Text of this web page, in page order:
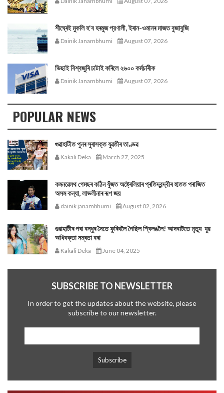
শীঘ্ৰেই মুকলি হ'ব হৰমুজ প্রণালী, ইৰান-ওমানৰ মাজত বুজাবুজি
Dainik Janambhumi August 07, 2026
ভিছাই বিশ্বজুৰি চাটাই কৰিলে ২৬০০ কৰ্মচাৰীক
Dainik Janambhumi August 07, 2026
POPULAR NEWS
গুৱাহাটীত পুনৰ সুৰাসক্ত যুৱতীৰ তাণ্ডৱ
Kakali Deka March 27, 2025
কমনৱেলথ গেমছৰ কঠিন যুঁজত অষ্ট্ৰেলিয়াৰ প্ৰতিদ্বন্দ্বীৰ হাতত পৰাজিত
অসম কন্যা, লাভলীনাৰ ৰূপ জয়
dainik janambhumi August 02, 2026
গুৱাহাটীৰ পৰা বন্ধুৰ সৈতে ফুৰিবলৈ গৈছিল শ্বিলঙলৈ! আদবাটতে মৃত্যু যুৱ
অধিবক্তা নম্ৰতা বৰা
Kakali Deka June 04, 2025
SUBSCRIBE TO NEWSLETTER
In order to get the updates about the website, please
subscribe to our newsletter.